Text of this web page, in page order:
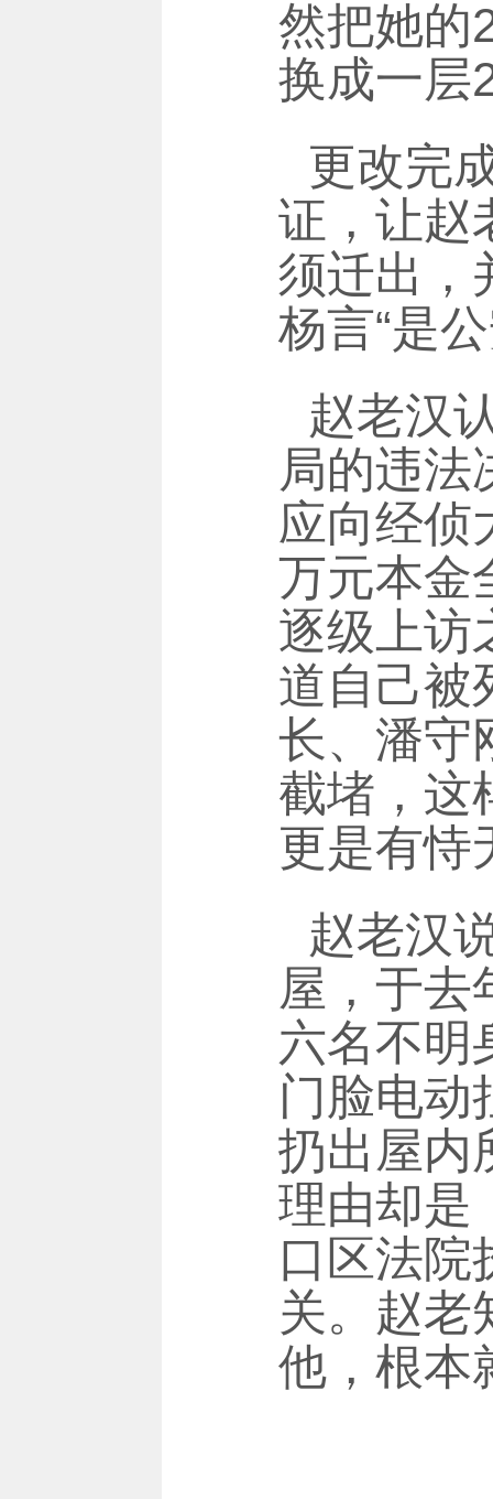
然把她的
换成一层
更改完
证，让赵
须迁出，
杨言“是
赵老汉
局的违法
应向经侦
万元本金
逐级上访
道自己被
长、潘守
截堵，这
更是有恃
赵老汉
屋，于去
六名不明
门脸电动
扔出屋内
理由却是
口区法院
关。赵老
他，根本